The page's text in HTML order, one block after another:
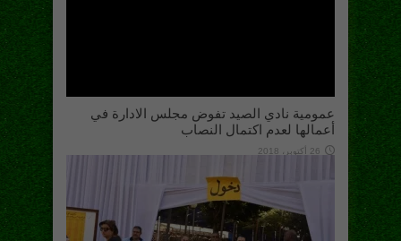
عمومية نادي الصيد تفوض مجلس الادارة في
أعمالها لعدم اكتمال النصاب
26 أكتوبر، 2018